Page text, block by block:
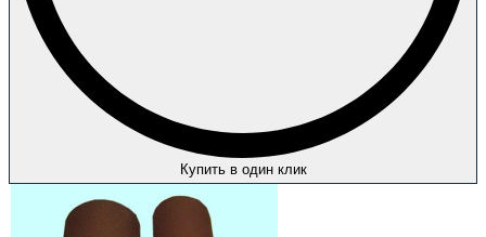
Купить в один клик